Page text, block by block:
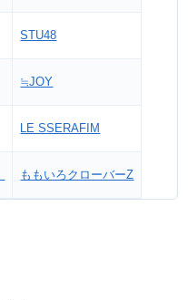
STU48
≒JOY
LE SSERAFIM
ももいろクローバーZ